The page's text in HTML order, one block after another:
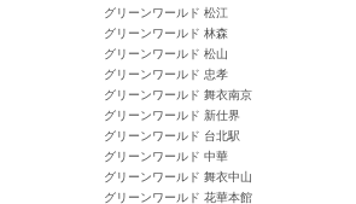
グリーンワールド 松江
グリーンワールド 林森
グリーンワールド 松山
グリーンワールド 忠孝
グリーンワールド 舞衣南京
グリーンワールド 新仕界
グリーンワールド 台北駅
グリーンワールド 中華
グリーンワールド 舞衣中山
グリーンワールド 花華本館